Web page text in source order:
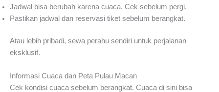
Jadwal bisa berubah karena cuaca. Cek sebelum pergi.
Pastikan jadwal dan reservasi tiket sebelum berangkat.
Atau lebih pribadi, sewa perahu sendiri untuk perjalanan
eksklusif.
Informasi Cuaca dan Peta Pulau Macan
Cek kondisi cuaca sebelum berangkat. Cuaca di sini bisa